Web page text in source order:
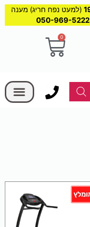
(למעט נפח חריג) מענה
050-969-5222
0
עגלת